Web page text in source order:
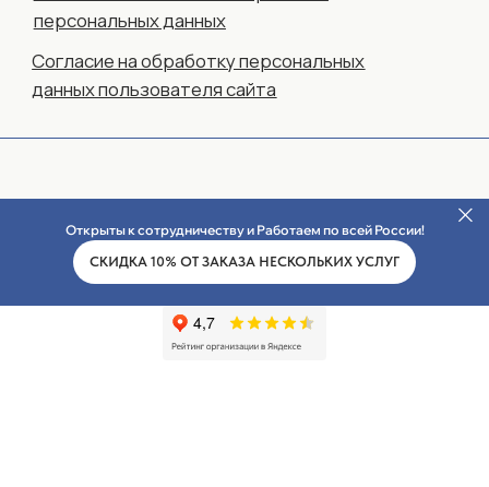
Открыты к сотрудничеству и Работаем по всей России!
СКИДКА 10% ОТ ЗАКАЗА НЕСКОЛЬКИХ УСЛУГ